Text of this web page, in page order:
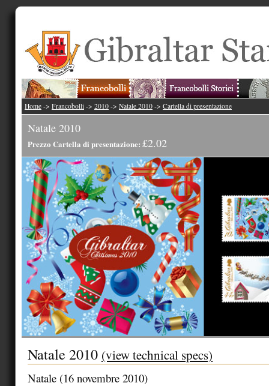
Home -> Francobolli -> 2010 -> Natale 2010 -> Cartella di presentazione
Natale 2010
Prezzo Cartella di presentazione: £2.02
Natale 2010 (view technical specs)
Natale (16 novembre 2010)